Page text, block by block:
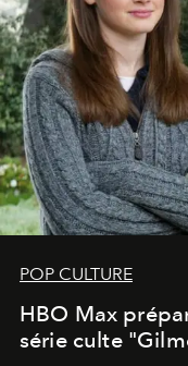
POP CULTURE
HBO Max
série culte